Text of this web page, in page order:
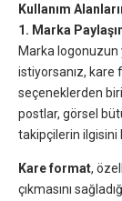
Kullanım
1. Marka
Marka
istiyorsanız, kare
seçeneklerden
postlar, görsel
takipçilerin ilgisini
Kare format,
çıkmasını